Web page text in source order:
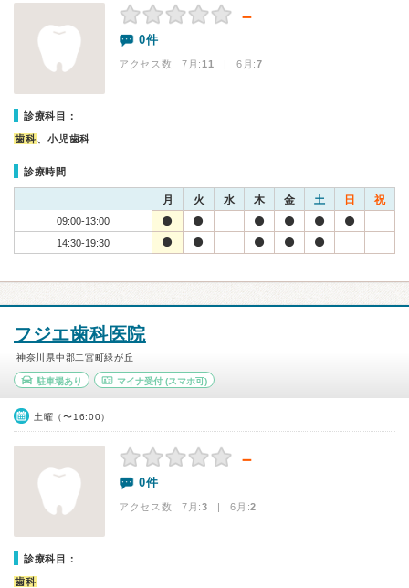
－
0件
アクセス数 7月:11 | 6月:7
診療科目：
歯科、小児歯科
診療時間
月 火 水 木 金 土 日 祝
09:00-13:00
14:30-19:30
フジエ歯科医院
神奈川県中郡二宮町緑が丘
駐車場あり マイナ受付(スマホ可)
土曜（〜16:00）
－
0件
アクセス数 7月:3 | 6月:2
診療科目：
歯科